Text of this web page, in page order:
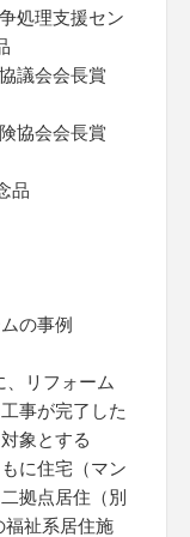
処理支援セン
議会会長賞
協会会長賞
品
の事例
、リフォーム
事が完了した
象とする
に住宅（マン
拠点居住（別
祉系居住施